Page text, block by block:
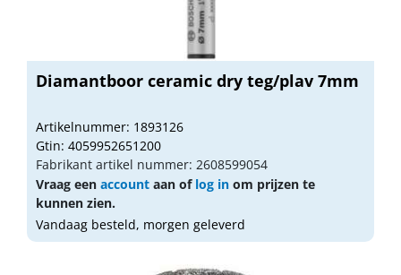
Diamantboor ceramic dry teg/plav 7mm
Artikelnummer: 1893126
Gtin: 4059952651200
Fabrikant artikel nummer: 2608599054
Vraag een account aan of log in om prijzen te
kunnen zien.
Vandaag besteld, morgen geleverd